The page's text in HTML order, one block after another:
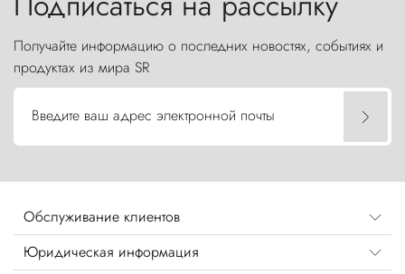
Получайте информацию о последних новостях, событиях и
продуктах из мира SR
Введите ваш адрес электронной почты
Обслуживание клиентов
Юридическая информация